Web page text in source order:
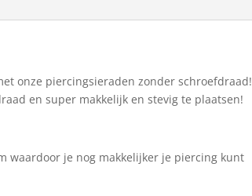
onze piercingsieraden zonder schroefdraad!
en super makkelijk en stevig te plaatsen!
waardoor je nog makkelijker je piercing kunt